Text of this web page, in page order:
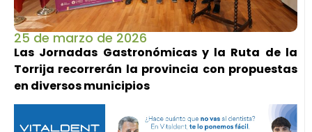
25 de marzo de 2026
Las Jornadas Gastronómicas y la Ruta de la
Torrija recorrerán la provincia con propuestas
en diversos municipios